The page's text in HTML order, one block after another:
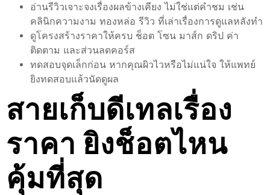
อ่านรีวิวเจาะจงเรื่องผลข้างเคียง ไม่ใช่แต่คำชม เช่น
คลินิกความงาม ทองหล่อ รีวิว ที่เล่าเรื่องการดูแลหลังทำ
ดูโครงสร้างราคาให้ครบ ช็อต โซน มาส์ก ดริป ค่า
ติดตาม และส่วนลดคอร์ส
ทดสอบจุดเล็กก่อน หากคุณผิวไวหรือไม่แน่ใจ ให้แพทย์
ยิงทดสอบแล้วนัดดูผล
สายเก็บดีเทลเรื่อง
ราคา ยิงช็อตไหน
คุ้มที่สุด